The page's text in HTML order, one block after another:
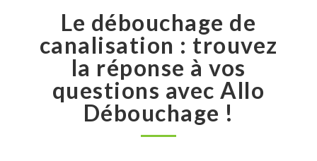
Le débouchage de
canalisation : trouvez
la réponse à vos
questions avec Allo
Débouchage !